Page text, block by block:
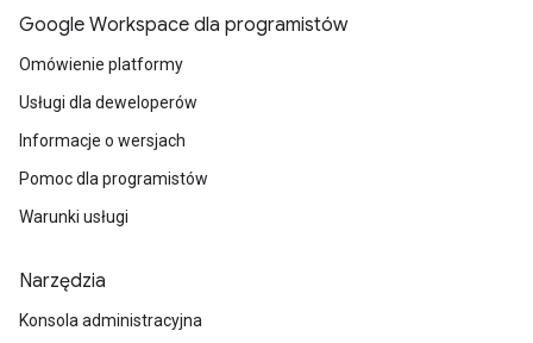
Google Workspace dla programistów
Omówienie platformy
Usługi dla deweloperów
Informacje o wersjach
Pomoc dla programistów
Warunki usługi
Narzędzia
Konsola administracyjna